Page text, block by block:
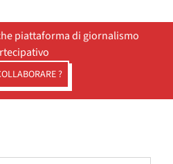
piattaforma di giornalismo
?